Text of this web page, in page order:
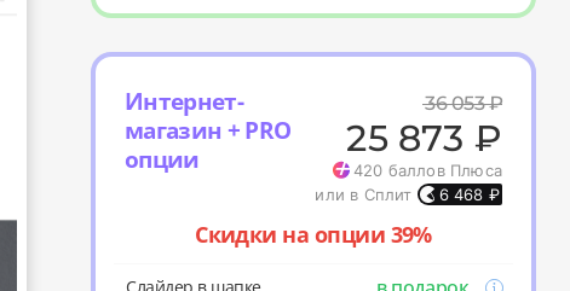
Интернет-
магазин + PRO
опции
36 053₽
25 873 ₽
420 баллов Плюса
или в Сплит
6 468 ₽
Скидки на опции 39%
Слайдер в шапке